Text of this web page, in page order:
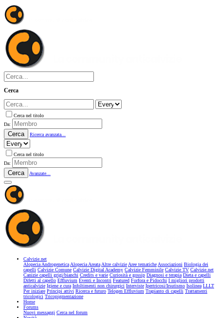
Cerca
Cerca nel titolo
Da:
Cerca Ricerca avanzata...
Cerca nel titolo
Da:
Cerca Avanzate...
Calvizie.net
Alopecia AndrogeneticaAlopecia AreataAltre calvizieAree tematicheAssociazioni Biologia dei
capelli Calvizie Comune Calvizie Digital Academy Calvizie Femminile Calvizie TV Calvizie.net
Canizie capelli grigi/bianchi Credits e varie Curiosità e gossip Diagnosi e terapia Dieta e capelli
Difetti al capello Effluvium Eventi e Incontri Featured Forfora e Pidocchi I migliori prodotti
anticalvizie Igiene e cura Infoltimenti non chirurgici Interviste Ipertricosi/Irsutismo Isolinea LLLT
Per iniziare Principi attivi Ricerca e futuro Telogen Effluvium Trapianto di capelli Trattamenti
tricologici Tricopigmentazione
Home
Forums
Nuovi messaggi Cerca nel forum